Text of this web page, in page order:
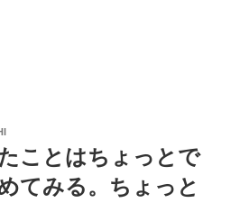
ことはちょっとで
てみる。ちょっと